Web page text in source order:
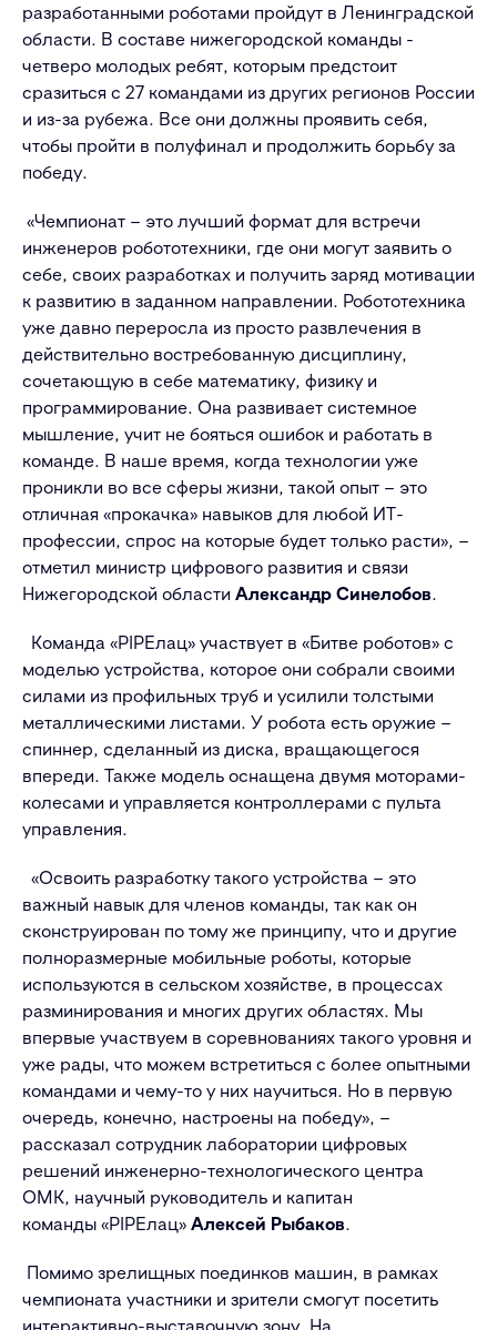
разработанными роботами пройдут в Ленинградской
области. В составе нижегородской команды -
четверо молодых ребят, которым предстоит
сразиться с 27 командами из других регионов России
и из-за рубежа. Все они должны проявить себя,
чтобы пройти в полуфинал и продолжить борьбу за
победу.
«Чемпионат – это лучший формат для встречи
инженеров робототехники, где они могут заявить о
себе, своих разработках и получить заряд мотивации
к развитию в заданном направлении. Робототехника
уже давно переросла из просто развлечения в
действительно востребованную дисциплину,
сочетающую в себе математику, физику и
программирование. Она развивает системное
мышление, учит не бояться ошибок и работать в
команде. В наше время, когда технологии уже
проникли во все сферы жизни, такой опыт – это
отличная «прокачка» навыков для любой ИТ-
профессии, спрос на которые будет только расти», –
отметил министр цифрового развития и связи
Нижегородской области Александр Синелобов.
Команда «PIPEлац» участвует в «Битве роботов» с
моделью устройства, которое они собрали своими
силами из профильных труб и усилили толстыми
металлическими листами. У робота есть оружие –
спиннер, сделанный из диска, вращающегося
впереди. Также модель оснащена двумя моторами-
колесами и управляется контроллерами с пульта
управления.
«Освоить разработку такого устройства – это
важный навык для членов команды, так как он
сконструирован по тому же принципу, что и другие
полноразмерные мобильные роботы, которые
используются в сельском хозяйстве, в процессах
разминирования и многих других областях. Мы
впервые участвуем в соревнованиях такого уровня и
уже рады, что можем встретиться с более опытными
командами и чему-то у них научиться. Но в первую
очередь, конечно, настроены на победу», –
рассказал сотрудник лаборатории цифровых
решений инженерно-технологического центра
ОМК, научный руководитель и капитан
команды «PIPEлац» Алексей Рыбаков.
Помимо зрелищных поединков машин, в рамках
чемпионата участники и зрители смогут посетить
интерактивно-выставочную зону. На